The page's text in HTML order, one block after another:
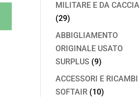
MILITARE E DA CACCIA
(29)
ABBIGLIAMENTO
ORIGINALE USATO
SURPLUS (9)
ACCESSORI E RICAMBI
SOFTAIR (10)